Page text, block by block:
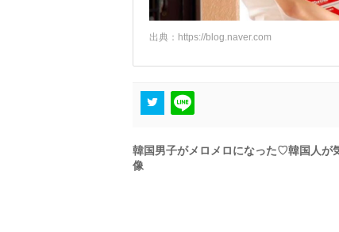
出典： https://blog.naver.com
韓国男子がメロメロになった♡韓国人が
像